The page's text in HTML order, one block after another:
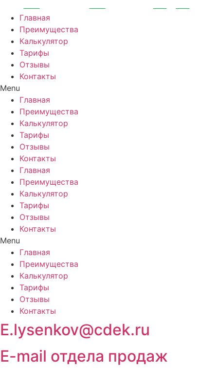
Перейти
содержимому
Главная
Преимущества
Калькулятор
Тарифы
Отзывы
Контакты
Menu
Главная
Преимущества
Калькулятор
Тарифы
Отзывы
Контакты
Главная
Преимущества
Калькулятор
Тарифы
Отзывы
Контакты
Menu
Главная
Преимущества
Калькулятор
Тарифы
Отзывы
Контакты
E.lysenkov@cdek.ru
E-mail отдела продаж